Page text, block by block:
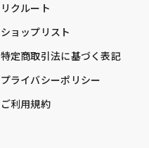
リクルート
ショップリスト
特定商取引法に基づく表記
プライバシーポリシー
ご利用規約